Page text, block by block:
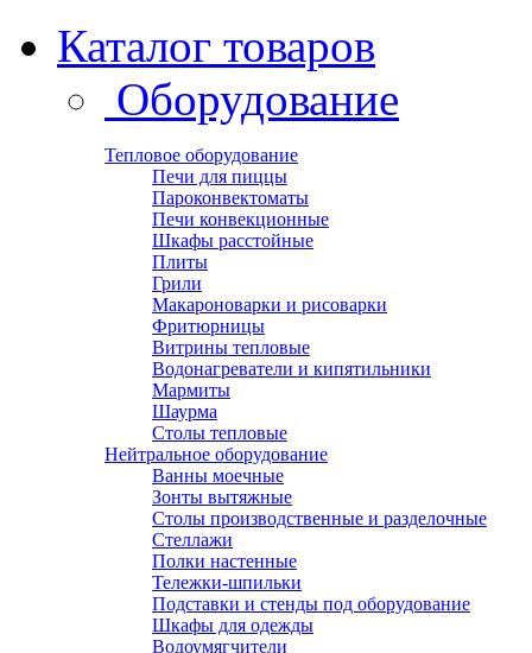
Каталог товаров
Оборудование
Тепловое оборудование
Печи для пиццы
Пароконвектоматы
Печи конвекционные
Шкафы расстойные
Плиты
Грили
Макароноварки и рисоварки
Фритюрницы
Витрины тепловые
Водонагреватели и кипятильники
Мармиты
Шаурма
Столы тепловые
Нейтральное оборудование
Ванны моечные
Зонты вытяжные
Столы производственные и разделочные
Стеллажи
Полки настенные
Тележки-шпильки
Подставки и стенды под оборудование
Шкафы для одежды
Водоумягчители